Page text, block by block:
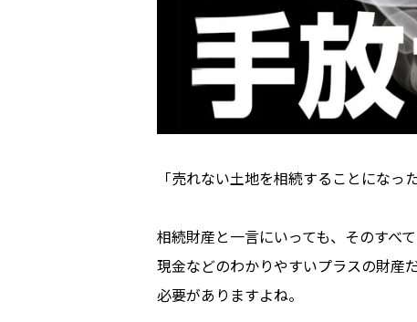
「売れない土地を相続することになっ
相続財産と一言にいっても、そのすべ
現金などのわかりやすいプラスの財産
必要がありますよね。